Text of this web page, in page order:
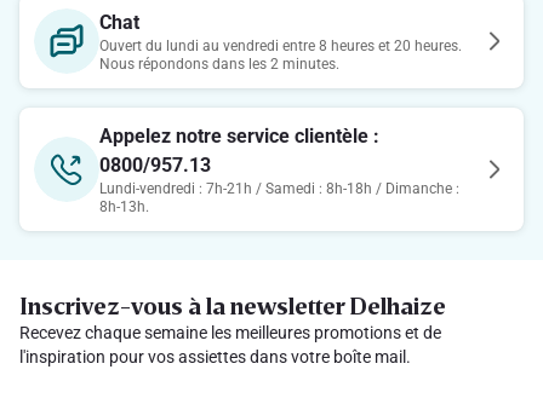
Chat
Ouvert du lundi au vendredi entre 8 heures et 20 heures.
Nous répondons dans les 2 minutes.
Appelez notre service clientèle :
0800/957.13
Lundi-vendredi : 7h-21h / Samedi : 8h-18h / Dimanche :
8h-13h.
Inscrivez-vous à la newsletter Delhaize
Recevez chaque semaine les meilleures promotions et de
l'inspiration pour vos assiettes dans votre boîte mail.